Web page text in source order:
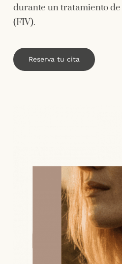
Contacto
durante un tratamiento
(FIV).
Reserva tu cita